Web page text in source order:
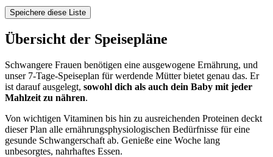
Speichere diese Liste
Übersicht der Speisepläne
Schwangere Frauen benötigen eine ausgewogene Ernährung, und
unser 7-Tage-Speiseplan für werdende Mütter bietet genau das. Er
ist darauf ausgelegt, sowohl dich als auch dein Baby mit jeder
Mahlzeit zu nähren.
Von wichtigen Vitaminen bis hin zu ausreichenden Proteinen deckt
dieser Plan alle ernährungsphysiologischen Bedürfnisse für eine
gesunde Schwangerschaft ab. Genieße eine Woche lang
unbesorgtes, nahrhaftes Essen.